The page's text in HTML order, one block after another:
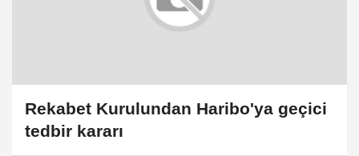
Rekabet Kurulundan Haribo'ya geçici
tedbir kararı